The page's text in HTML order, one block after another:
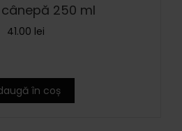
cânepă 250 ml
41.00 lei
în coș